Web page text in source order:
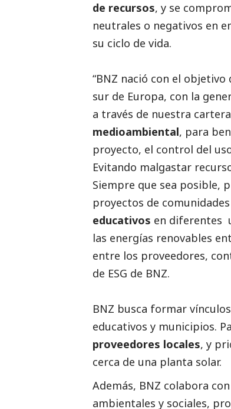
de recursos, y se
neutrales o negativos en
su ciclo de vida.
“BNZ nació con el objetivo
sur de Europa, con la
a través de nuestra
medioambiental, para
proyecto, el control del
Evitando malgastar
Siempre que sea posible,
proyectos de
educativos en diferentes
las energías renovables
entre los proveedores,
de ESG de BNZ.
BNZ busca formar
educativos y municipios.
proveedores locales, y
cerca de una planta solar.
Además, BNZ colabora
ambientales y sociales,